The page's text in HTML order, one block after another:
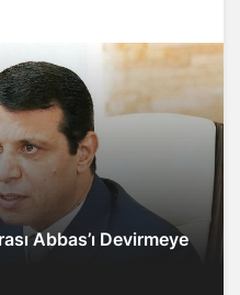
Abbas’ı Devirmeye